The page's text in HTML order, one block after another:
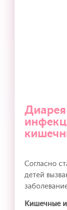
Согласно
детей
Кишечные